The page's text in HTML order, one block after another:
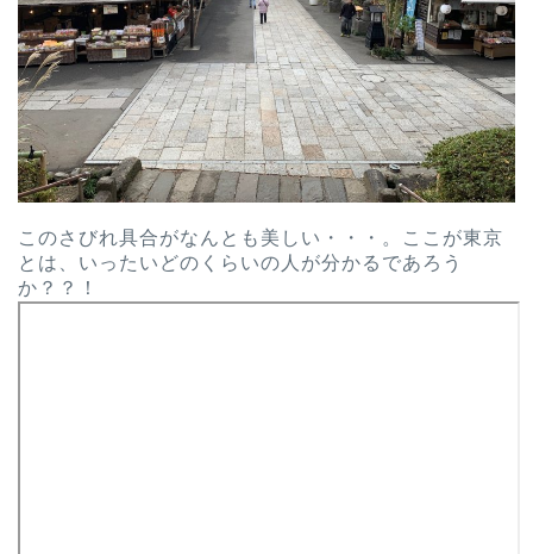
このさびれ具合がなんとも美しい・・・。ここが東京
とは、いったいどのくらいの人が分かるであろう
か？？！